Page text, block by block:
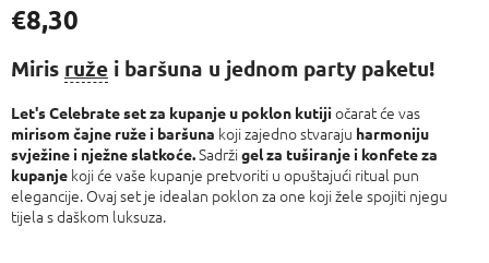
€8,30
Izmjeri
cijenu:
Miris ruže i baršuna u jednom party paketu!
Let's Celebrate set za kupanje u poklon kutiji očarat će vas
mirisom čajne ruže i baršuna koji zajedno stvaraju harmoniju
svježine i nježne slatkoće.Sadržigel za tuširanje i konfete za
kupanje koji će vaše kupanje pretvoriti u opuštajući ritual pun
elegancije. Ovaj set je idealan poklon za one koji žele spojiti njegu
tijela s daškom luksuza.